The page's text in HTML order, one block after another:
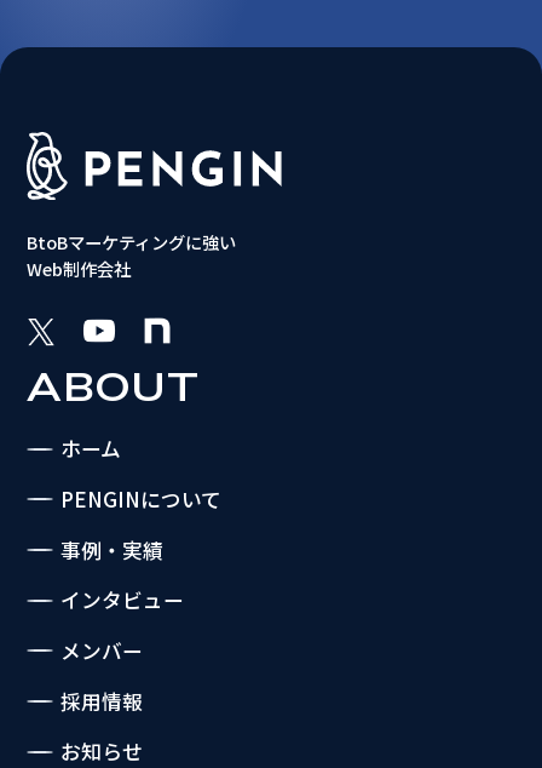
BtoBマーケティングに強い
Web制作会社
ABOUT
ホーム
PENGINについて
事例・実績
インタビュー
メンバー
採用情報
お知らせ